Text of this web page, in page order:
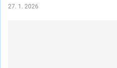
27. 1. 2026